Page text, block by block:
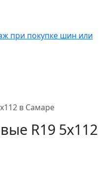
в Самаре
R19 5x112